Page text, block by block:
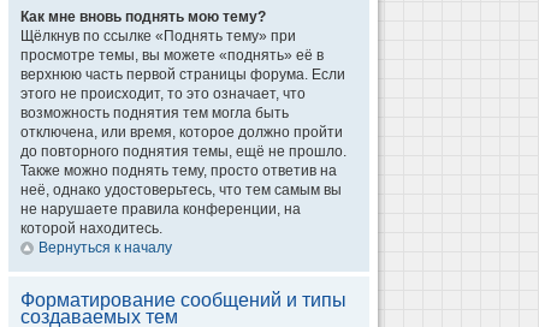
Как мне вновь поднять мою тему?
Щёлкнув по ссылке «Поднять тему» при
просмотре темы, вы можете «поднять» её в
верхнюю часть первой страницы форума. Если
этого не происходит, то это означает, что
возможность поднятия тем могла быть
отключена, или время, которое должно пройти
до повторного поднятия темы, ещё не прошло.
Также можно поднять тему, просто ответив на
неё, однако удостоверьтесь, что тем самым вы
не нарушаете правила конференции, на
которой находитесь.
Вернуться к началу
Форматирование сообщений и типы
создаваемых тем